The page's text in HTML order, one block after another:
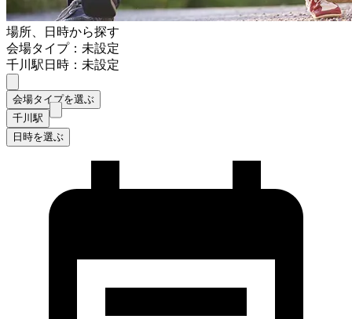
場所、日時から探す
会場タイプ：未設定
千川駅日時：未設定
会場タイプを選ぶ
千川駅
日時を選ぶ